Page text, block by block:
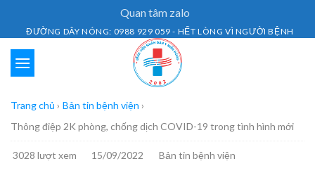
Quan tâm zalo
ĐƯỜNG DÂY NÓNG: 0988 929 059 - HẾT LÒNG VÌ NGƯỜI BỆNH
Trang chủ › Bản tin bệnh viện ›
Thông điệp 2K phòng, chống dịch COVID-19 trong tình hình mới
3028 lượt xem 15/09/2022 Bản tin bệnh viện